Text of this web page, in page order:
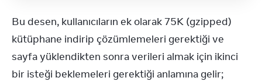
Bu desen, kullanıcıların ek olarak 75K (gzipped)
kütüphane indirip çözümlemeleri gerektiği ve
sayfa yüklendikten sonra verileri almak için ikinci
bir isteği beklemeleri gerektiği anlamına gelir;